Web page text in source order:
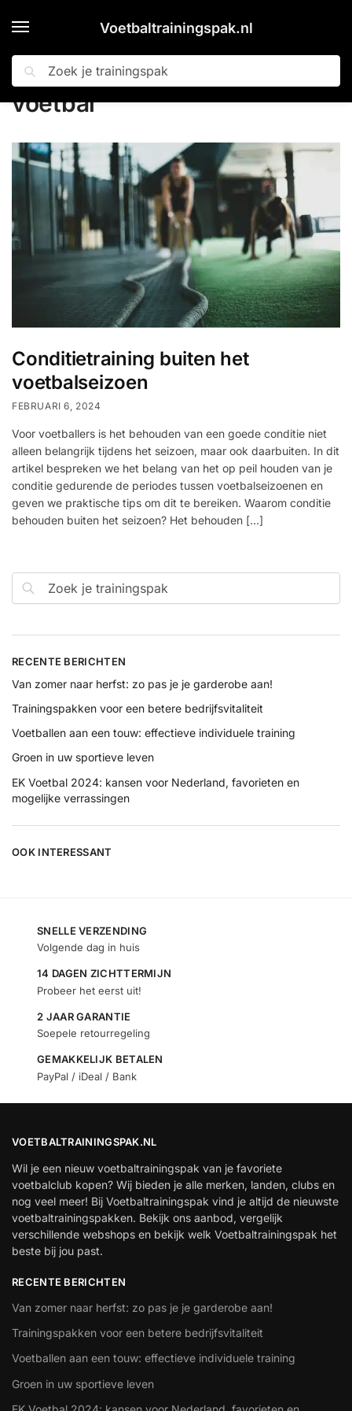
Voetbaltrainingspak.nl
Zoeken
Home » voetbal
voetbal
Conditietraining buiten het
voetbalseizoen
FEBRUARI 6, 2024
Voor voetballers is het behouden van een goede conditie niet
alleen belangrijk tijdens het seizoen, maar ook daarbuiten. In dit
artikel bespreken we het belang van het op peil houden van je
conditie gedurende de periodes tussen voetbalseizoenen en
geven we praktische tips om dit te bereiken. Waarom conditie
behouden buiten het seizoen? Het behouden […]
Zoeken
RECENTE BERICHTEN
Van zomer naar herfst: zo pas je je garderobe aan!
Trainingspakken voor een betere bedrijfsvitaliteit
Voetballen aan een touw: effectieve individuele training
Groen in uw sportieve leven
EK Voetbal 2024: kansen voor Nederland, favorieten en
mogelijke verrassingen
OOK INTERESSANT
SNELLE VERZENDING
Volgende dag in huis
14 DAGEN ZICHTTERMIJN
Probeer het eerst uit!
2 JAAR GARANTIE
Soepele retourregeling
GEMAKKELIJK BETALEN
PayPal / iDeal / Bank
VOETBALTRAININGSPAK.NL
Wil je een nieuw voetbaltrainingspak van je favoriete
voetbalclub kopen? Wij bieden je alle merken, landen, clubs en
nog veel meer! Bij Voetbaltrainingspak vind je altijd de nieuwste
voetbaltrainingspakken. Bekijk ons aanbod, vergelijk
verschillende webshops en bekijk welk Voetbaltrainingspak het
beste bij jou past.
RECENTE BERICHTEN
Van zomer naar herfst: zo pas je je garderobe aan!
Trainingspakken voor een betere bedrijfsvitaliteit
Voetballen aan een touw: effectieve individuele training
Groen in uw sportieve leven